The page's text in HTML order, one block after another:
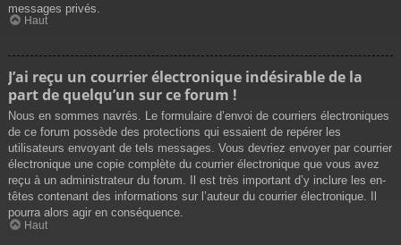
messages privés.
Haut
J’ai reçu un courrier électronique indésirable de la
part de quelqu’un sur ce forum !
Nous en sommes navrés. Le formulaire d’envoi de courriers électroniques
de ce forum possède des protections qui essaient de repérer les
utilisateurs envoyant de tels messages. Vous devriez envoyer par courrier
électronique une copie complète du courrier électronique que vous avez
reçu à un administrateur du forum. Il est très important d’y inclure les en-
têtes contenant des informations sur l’auteur du courrier électronique. Il
pourra alors agir en conséquence.
Haut